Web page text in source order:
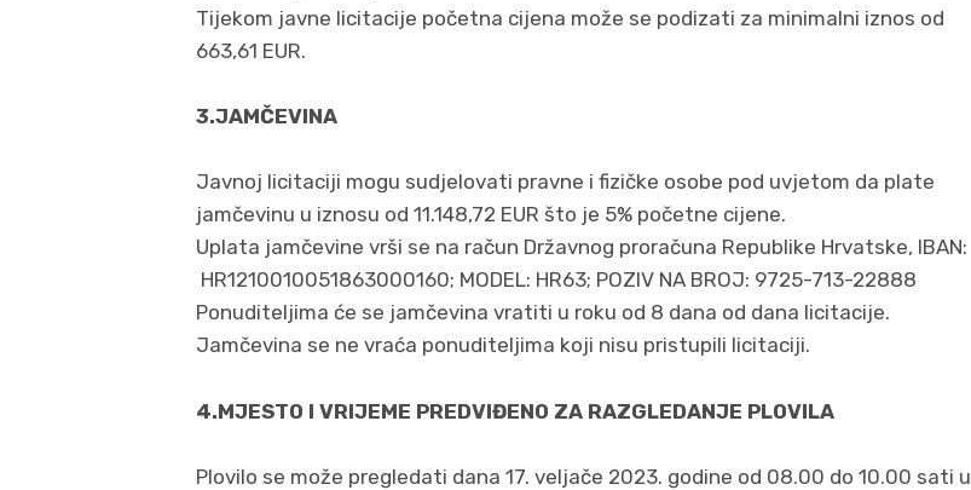
Tijekom javne licitacije početna cijena može se podizati za minimalni iznos od
663,61 EUR.
3.JAMČEVINA
Javnoj licitaciji mogu sudjelovati pravne i fizičke osobe pod uvjetom da plate
jamčevinu u iznosu od 11.148,72 EUR što je 5% početne cijene.
Uplata jamčevine vrši se na račun Državnog proračuna Republike Hrvatske, IBAN:
HR1210010051863000160; MODEL: HR63; POZIV NA BROJ: 9725-713-22888
Ponuditeljima će se jamčevina vratiti u roku od 8 dana od dana licitacije.
Jamčevina se ne vraća ponuditeljima koji nisu pristupili licitaciji.
4.MJESTO I VRIJEME PREDVIĐENO ZA RAZGLEDANJE PLOVILA
Plovilo se može pregledati dana 17. veljače 2023. godine od 08.00 do 10.00 sati u